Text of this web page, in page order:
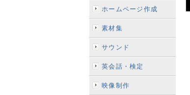
ホームページ作成
素材集
サウンド
英会話・検定
映像制作